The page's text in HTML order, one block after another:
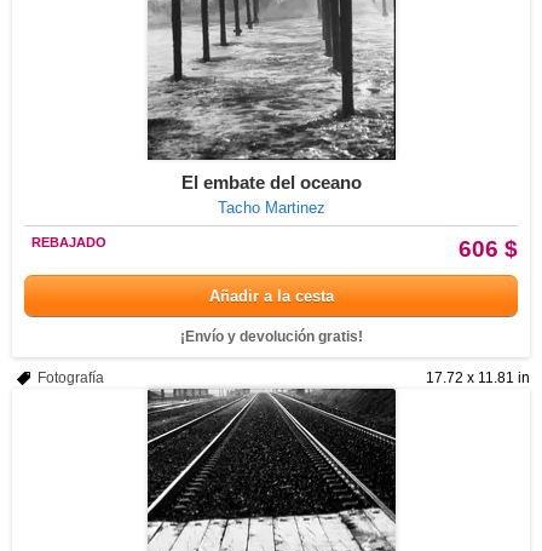
El embate del oceano
Tacho Martinez
606 $
REBAJADO
Añadir a la cesta
¡Envío y devolución gratis!
17.72 x 11.81 in
Fotografía